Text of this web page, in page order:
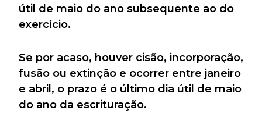
útil de maio do ano subsequente ao do
exercício.
Se por acaso, houver cisão, incorporação,
fusão ou extinção e ocorrer entre janeiro
e abril, o prazo é o último dia útil de maio
do ano da escrituração.